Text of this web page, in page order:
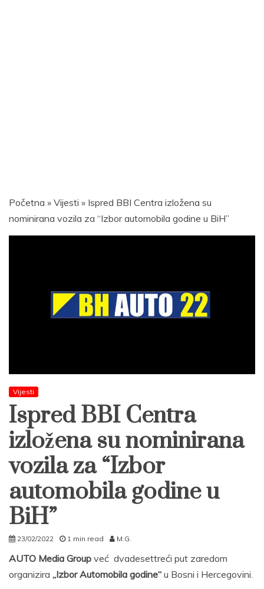
Početna » Vijesti » Ispred BBI Centra izložena su
nominirana vozila za “Izbor automobila godine u BiH”
Vijesti
Ispred BBI Centra
izložena su nominirana
vozila za “Izbor
automobila godine u
BiH”
23/02/2022 1 min read M.G.
AUTO Media Group već dvadesettreći put zaredom
organizira „Izbor Automobila godine“ u Bosni i Hercegovini.